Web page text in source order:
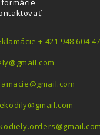
+ 421 948 604